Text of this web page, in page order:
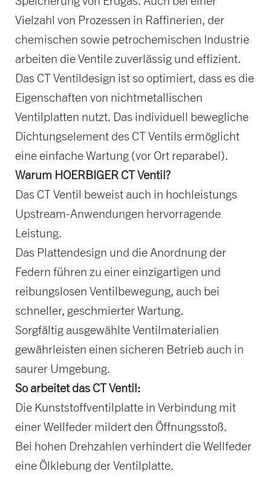
Vielzahl von Prozessen in Raffinerien, der
chemischen sowie petrochemischen Industrie
arbeiten die Ventile zuverlässig und effizient.
Das CT Ventildesign ist so optimiert, dass es die
Eigenschaften von nichtmetallischen
Ventilplatten nutzt. Das individuell bewegliche
Dichtungselement des CT Ventils ermöglicht
eine einfache Wartung (vor Ort reparabel).
Warum HOERBIGER CT Ventil?
Das CT Ventil beweist auch in hochleistungs
Upstream-Anwendungen hervorragende
Leistung.
Das Plattendesign und die Anordnung der
Federn führen zu einer einzigartigen und
reibungslosen Ventilbewegung, auch bei
schneller, geschmierter Wartung.
Sorgfältig ausgewählte Ventilmaterialien
gewährleisten einen sicheren Betrieb auch in
saurer Umgebung.
So arbeitet das CT Ventil:
Die Kunststoffventilplatte in Verbindung mit
einer Wellfeder mildert den Öffnungsstoß.
Bei hohen Drehzahlen verhindert die Wellfeder
eine Ölklebung der Ventilplatte.